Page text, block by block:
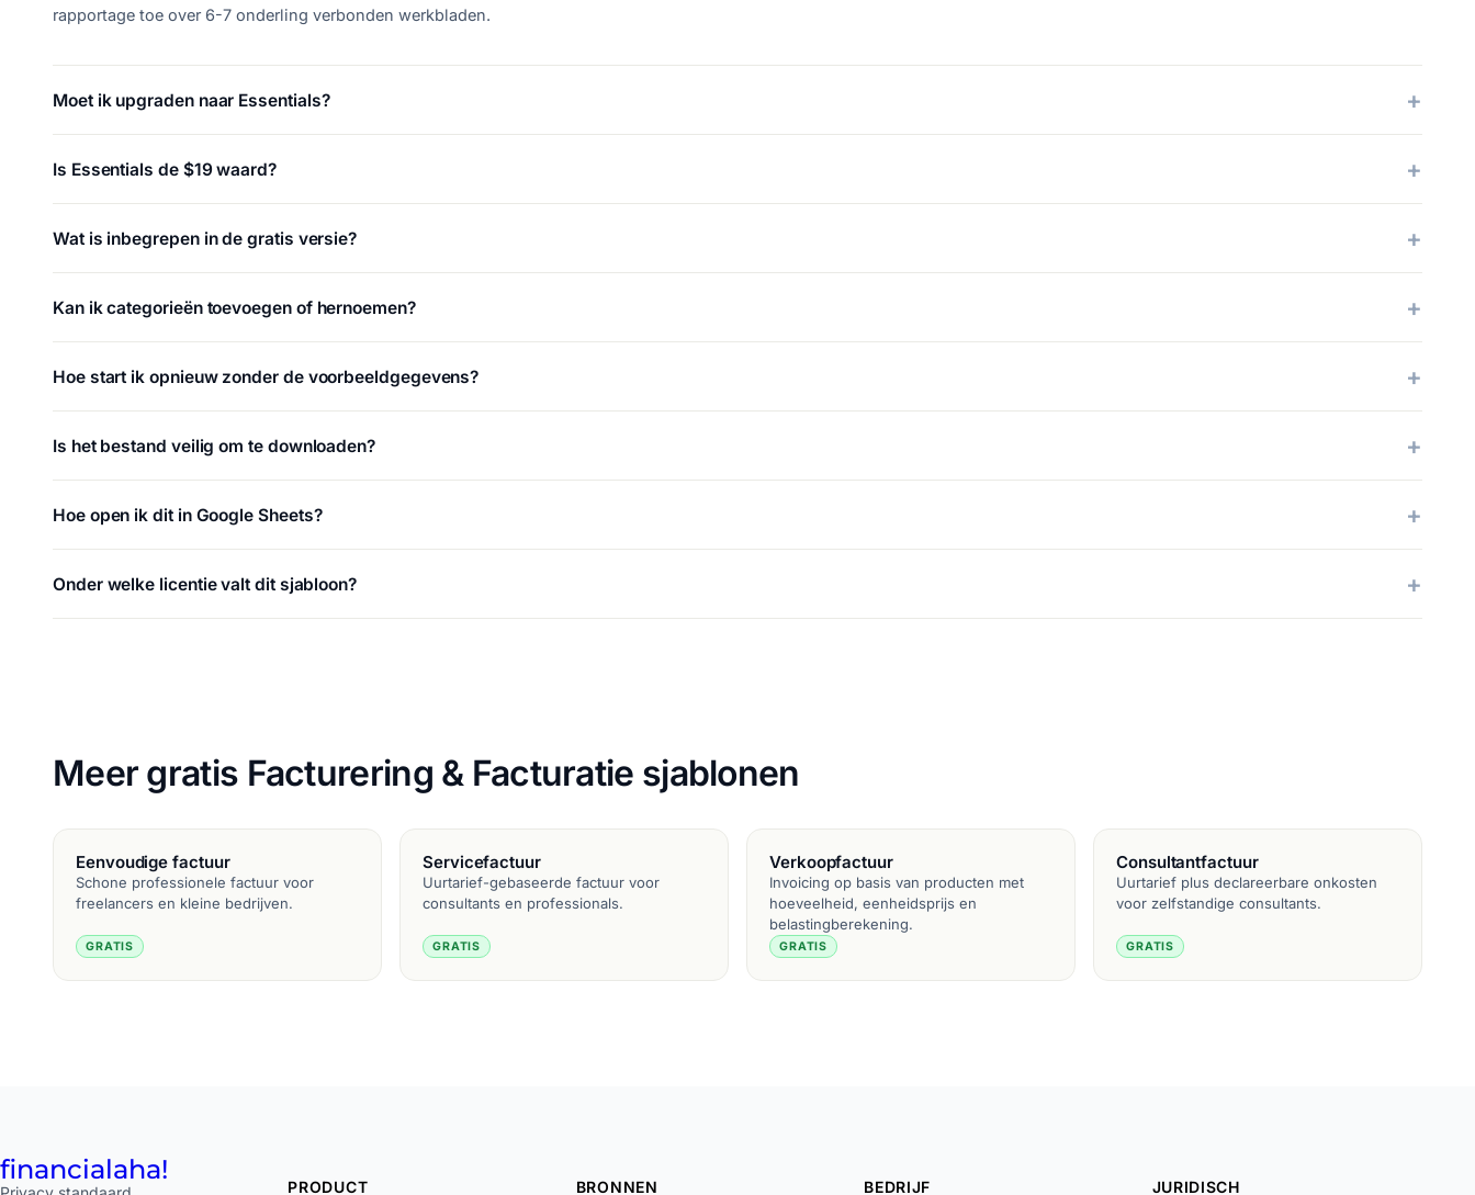
rapportage toe over 6-7 onderling verbonden werkbladen.
Moet ik upgraden naar Essentials?
Is Essentials de $19 waard?
Wat is inbegrepen in de gratis versie?
Kan ik categorieën toevoegen of hernoemen?
Hoe start ik opnieuw zonder de voorbeeldgegevens?
Is het bestand veilig om te downloaden?
Hoe open ik dit in Google Sheets?
Onder welke licentie valt dit sjabloon?
Meer gratis Facturering & Facturatie sjablonen
Eenvoudige factuur
Schone professionele factuur voor
freelancers en kleine bedrijven.
GRATIS
Servicefactuur
Uurtarief-gebaseerde factuur voor
consultants en professionals.
GRATIS
Verkoopfactuur
Invoicing op basis van producten met
hoeveelheid, eenheidsprijs en
belastingberekening.
GRATIS
Consultantfactuur
Uurtarief plus declareerbare onkosten
voor zelfstandige consultants.
GRATIS
financialaha!
PRODUCT BRONNEN BEDRIJF JURIDISCH